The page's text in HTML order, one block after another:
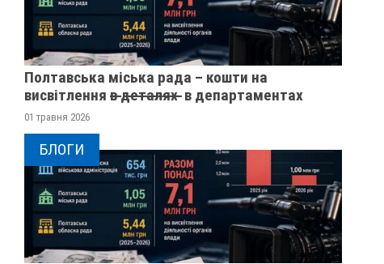
Полтавська міська рада – кошти на
висвітлення в̶ ̶д̶е̶т̶а̶л̶я̶х̶ ̶ в департаментах
01 травня 2026
БЛОГИ